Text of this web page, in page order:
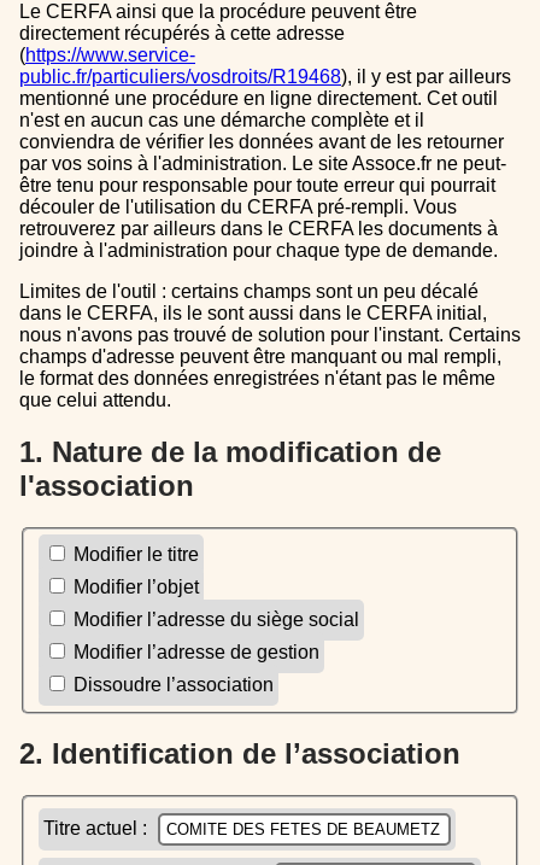
Le CERFA ainsi que la procédure peuvent être
directement récupérés à cette adresse
(https://www.service-
public.fr/particuliers/vosdroits/R19468), il y est par ailleurs
mentionné une procédure en ligne directement. Cet outil
n'est en aucun cas une démarche complète et il
conviendra de vérifier les données avant de les retourner
par vos soins à l'administration. Le site Assoce.fr ne peut-
être tenu pour responsable pour toute erreur qui pourrait
découler de l'utilisation du CERFA pré-rempli. Vous
retrouverez par ailleurs dans le CERFA les documents à
joindre à l'administration pour chaque type de demande.
Limites de l'outil : certains champs sont un peu décalé
dans le CERFA, ils le sont aussi dans le CERFA initial,
nous n'avons pas trouvé de solution pour l'instant. Certains
champs d'adresse peuvent être manquant ou mal rempli,
le format des données enregistrées n'étant pas le même
que celui attendu.
1. Nature de la modification de
l'association
Modifier le titre
Modifier l’objet
Modifier l’adresse du siège social
Modifier l’adresse de gestion
Dissoudre l’association
2. Identification de l’association
Titre actuel :